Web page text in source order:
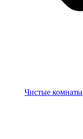
Чистые комнаты